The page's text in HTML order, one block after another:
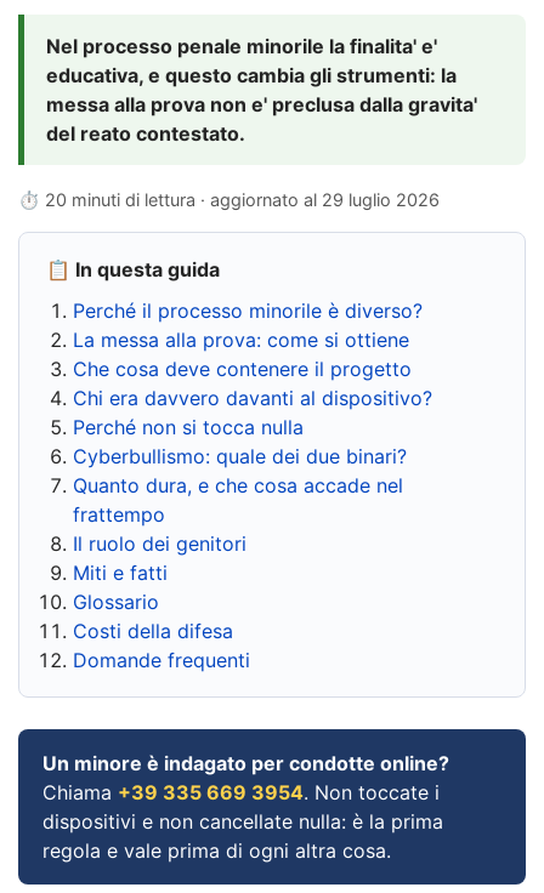
Nel processo penale minorile la finalita' e'
educativa, e questo cambia gli strumenti: la
messa alla prova non e' preclusa dalla gravita'
del reato contestato.
⏱ 20 minuti di lettura · aggiornato al 29 luglio 2026
📋 In questa guida
Perché il processo minorile è diverso?
La messa alla prova: come si ottiene
Che cosa deve contenere il progetto
Chi era davvero davanti al dispositivo?
Perché non si tocca nulla
Cyberbullismo: quale dei due binari?
Quanto dura, e che cosa accade nel
frattempo
Il ruolo dei genitori
Miti e fatti
Glossario
Costi della difesa
Domande frequenti
Un minore è indagato per condotte online?
Chiama +39 335 669 3954. Non toccate i
dispositivi e non cancellate nulla: è la prima
regola e vale prima di ogni altra cosa.